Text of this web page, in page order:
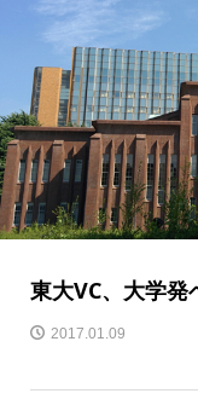
東大VC、大学
2017.01.09